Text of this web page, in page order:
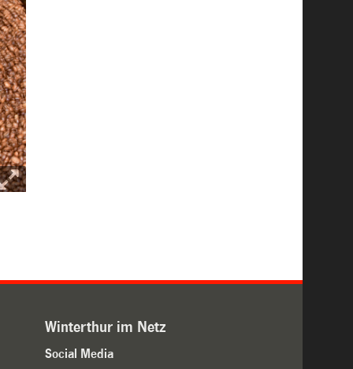
Winterthur im Netz
Social Media